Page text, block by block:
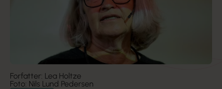
Forfatter: Lea Holtze
Foto: Nils Lund Pedersen